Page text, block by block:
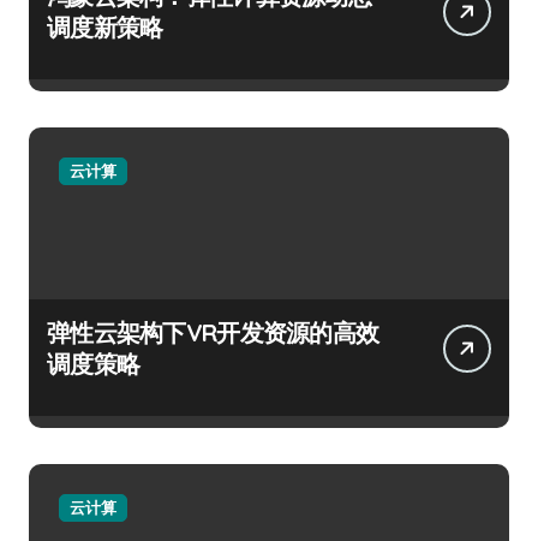
调度新策略
云计算
弹性云架构下VR开发资源的高效
调度策略
云计算